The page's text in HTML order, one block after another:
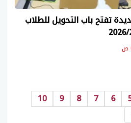
تفتح باب التحويل للطلاب
6
7
8
9
10